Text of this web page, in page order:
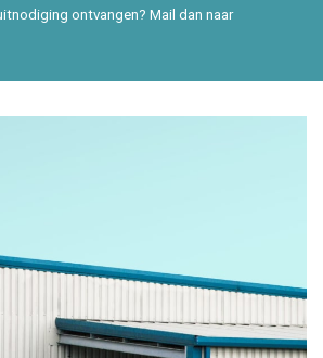
ontvangen? Mail dan naar